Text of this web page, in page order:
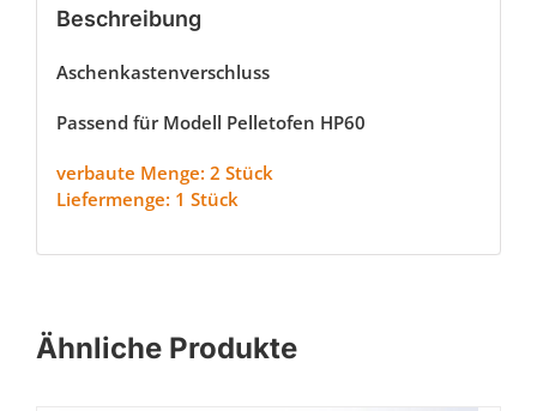
Beschreibung
Aschenkastenverschluss
Passend für Modell Pelletofen HP60
verbaute Menge: 2 Stück
Liefermenge: 1 Stück
Ähnliche Produkte